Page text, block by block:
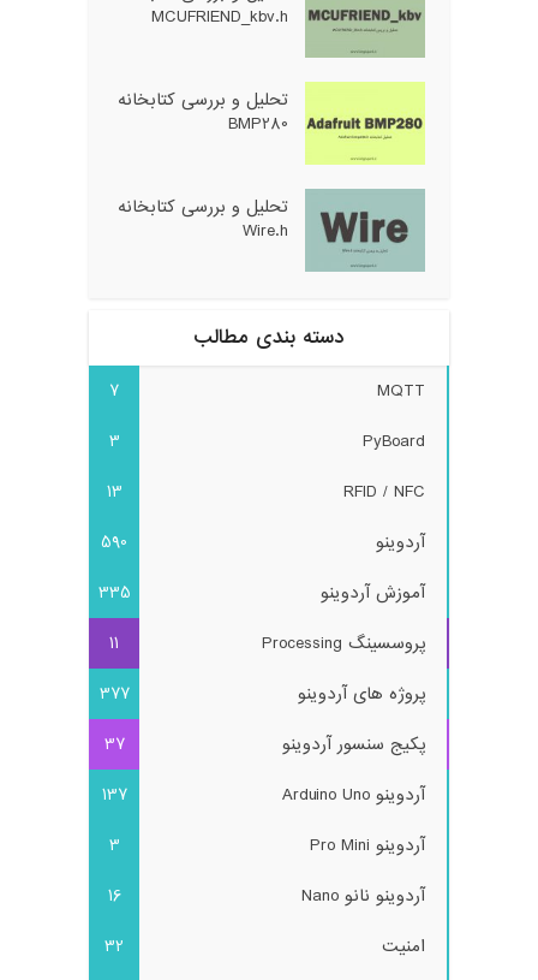
MCUFRIEND_kbv.h
تحلیل و بررسی کتابخانه
BMP280
تحلیل و بررسی کتابخانه
Wire.h
دسته بندی مطالب
MQTT
7
PyBoard
3
RFID / NFC
13
آردوینو
590
آموزش آردوینو
335
پروسسینگ Processing
11
پروژه های آردوینو
377
پکیج سنسور آردوینو
37
آردوینو Arduino Uno
137
آردوینو Pro Mini
3
آردوینو نانو Nano
16
امنیت
32